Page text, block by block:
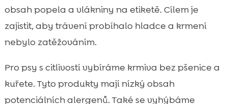
obsah popela a vlákniny na etiketě. Cílem je
zajistit, aby trávení probíhalo hladce a krmení
nebylo zatěžováním.
Pro psy s citlivostí vybíráme krmiva bez pšenice a
kuřete. Tyto produkty mají nízký obsah
potenciálních alergenů. Také se vyhýbáme